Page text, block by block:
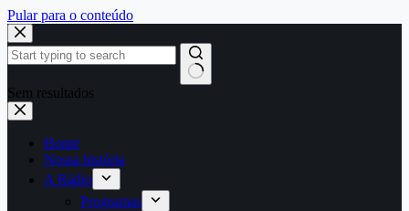
Pular para o conteúdo
Sem resultados
Home
Nossa história
A Rádio
Programas